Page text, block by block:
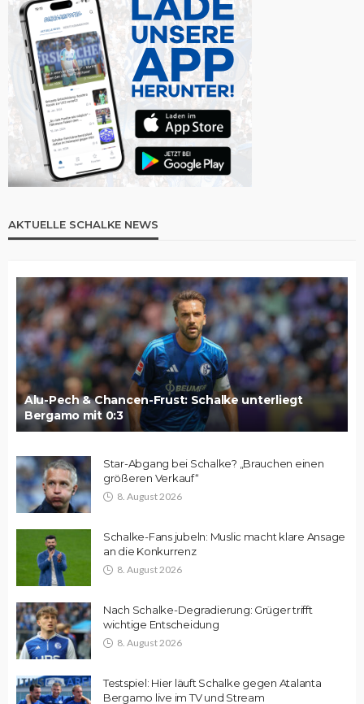
AKTUELLE SCHALKE NEWS
Alu-Pech & Chancen-Frust: Schalke unterliegt
Bergamo mit 0:3
Star-Abgang bei Schalke? „Brauchen einen
größeren Verkauf“
8. August 2026
Schalke-Fans jubeln: Muslic macht klare Ansage
an die Konkurrenz
8. August 2026
Nach Schalke-Degradierung: Grüger trifft
wichtige Entscheidung
8. August 2026
Testspiel: Hier läuft Schalke gegen Atalanta
Bergamo live im TV und Stream